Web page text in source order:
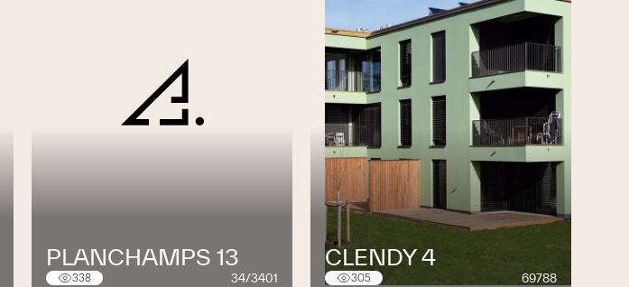
PLANCHAMPS 13
338 34/3401
CLENDY 4
305 69788